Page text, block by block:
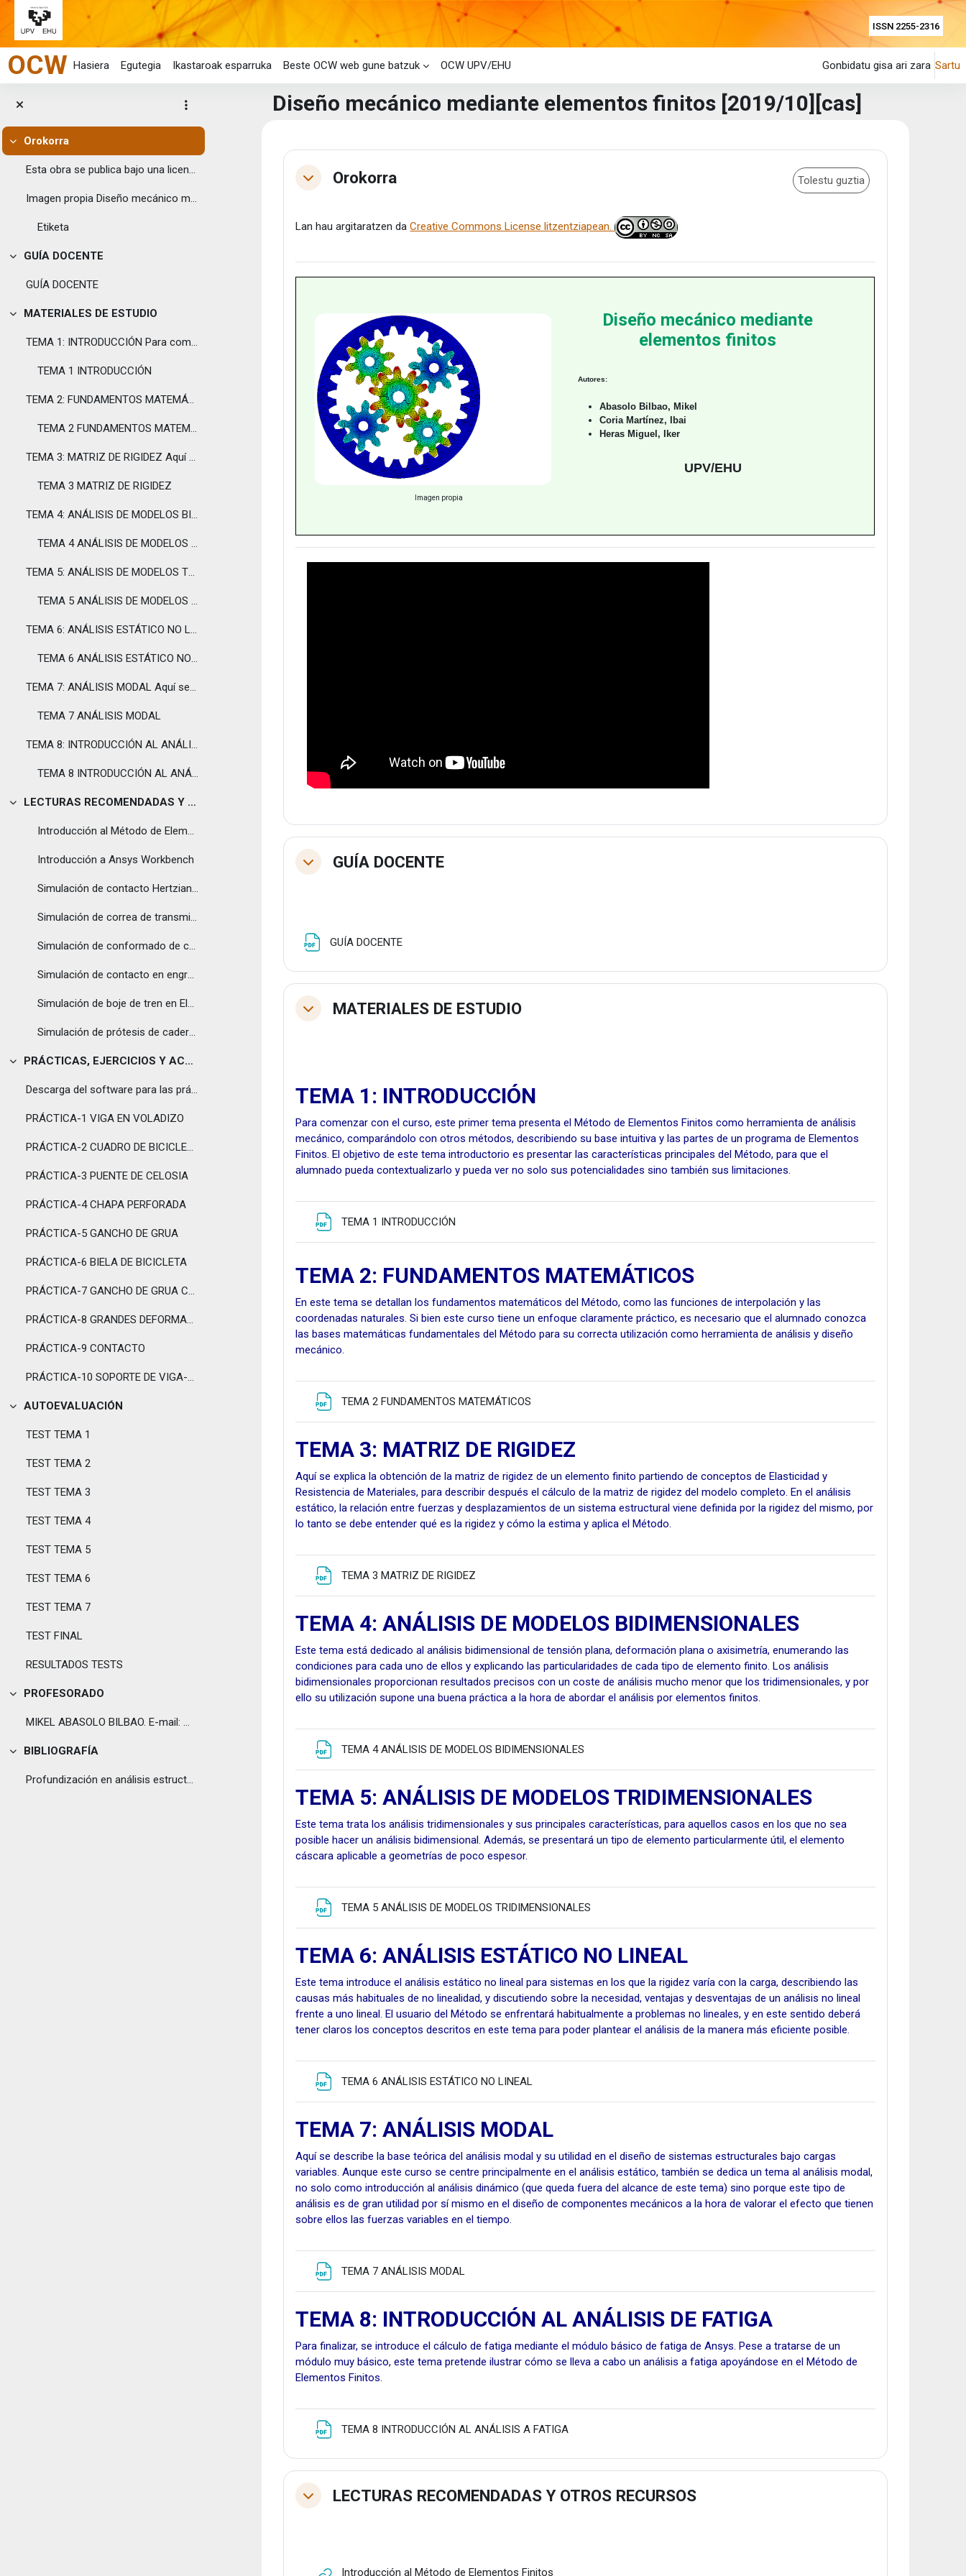
ISSN 2255-2316
Joan eduki nagusira zuzenean
OCW Hasiera Egutegia Ikastaroak esparruka Beste OCW web gune batzuk OCW UPV/EHU Gonbidatu gisa ari zara Sartu
Tolestu
Orokorra
Esta obra se publica bajo una licencia Creative C...
Imagen propia Diseño mecánico media...
Etiketa
Tolestu
GUÍA DOCENTE
GUÍA DOCENTE
Tolestu
MATERIALES DE ESTUDIO
TEMA 1: INTRODUCCIÓN Para comenzar con el curso, ...
TEMA 1 INTRODUCCIÓN
TEMA 2: FUNDAMENTOS MATEMÁTICOS En este tema se...
TEMA 2 FUNDAMENTOS MATEMÁTICOS
TEMA 3: MATRIZ DE RIGIDEZ Aquí se explica la obte...
TEMA 3 MATRIZ DE RIGIDEZ
TEMA 4: ANÁLISIS DE MODELOS BIDIMENSIONALES Este ...
TEMA 4 ANÁLISIS DE MODELOS BIDIMENSIONALES
TEMA 5: ANÁLISIS DE MODELOS TRIDIMENSIONALES Este...
TEMA 5 ANÁLISIS DE MODELOS TRIDIMENSIONALES
TEMA 6: ANÁLISIS ESTÁTICO NO LINEAL Este tema int...
TEMA 6 ANÁLISIS ESTÁTICO NO LINEAL
TEMA 7: ANÁLISIS MODAL Aquí se describe la base t...
TEMA 7 ANÁLISIS MODAL
TEMA 8: INTRODUCCIÓN AL ANÁLISIS DE FATIGA Para f...
TEMA 8 INTRODUCCIÓN AL ANÁLISIS A FATIGA
Tolestu
LECTURAS RECOMENDADAS Y OTROS RECURSOS
Introducción al Método de Elementos Finitos
Introducción a Ansys Workbench
Simulación de contacto Hertziano en Elementos Finitos
Simulación de correa de transmisión plana en Elementos Finitos
Simulación de conformado de chapa en Elementos Finitos
Simulación de contacto en engranaje esférico en Elementos Finitos
Simulación de boje de tren en Elementos Finitos
Simulación de prótesis de cadera en Ansys
Tolestu
PRÁCTICAS, EJERCICIOS Y ACTIVIDADES
Descarga del software para las prácticas. El software ANSYS STUDENT es gratuito y sin limitaciones de acceso en el tiempo.
PRÁCTICA-1 VIGA EN VOLADIZO
PRÁCTICA-2 CUADRO DE BICICLETA
PRÁCTICA-3 PUENTE DE CELOSIA
PRÁCTICA-4 CHAPA PERFORADA
PRÁCTICA-5 GANCHO DE GRUA
PRÁCTICA-6 BIELA DE BICICLETA
PRÁCTICA-7 GANCHO DE GRUA CON PLASTICIDAD
PRÁCTICA-8 GRANDES DEFORMACIONES
PRÁCTICA-9 CONTACTO
PRÁCTICA-10 SOPORTE DE VIGA-ANALISIS MODAL
Tolestu
AUTOEVALUACIÓN
TEST TEMA 1
TEST TEMA 2
TEST TEMA 3
TEST TEMA 4
TEST TEMA 5
TEST TEMA 6
TEST TEMA 7
TEST FINAL
RESULTADOS TESTS
Tolestu
PROFESORADO
MIKEL ABASOLO BILBAO. E-mail: mikel.abasolo@ehu.eu...
Tolestu
BIBLIOGRAFÍA
Profundización en análisis estructural estático me...
Diseño mecánico mediante elementos finitos [2019/10][cas]
Eduki-bloke nagusiak
Atalaren laburpena
TolestuOrokorra Tolestu guztia
Lan hau argitaratzen daCreative Commons License litzentziapean.
Imagen propia
Diseño mecánico mediante
elementos finitos
Autores:
Abasolo Bilbao, Mikel
Coria Martínez, Ibai
Heras Miguel, Iker
UPV/EHU
TolestuGUÍA DOCENTE
GUÍA DOCENTE
TolestuMATERIALES DE ESTUDIO
TEMA 1: INTRODUCCIÓN
Para comenzar con el curso, este primer tema presenta el Método de Elementos Finitos como herramienta de análisis
mecánico, comparándolo con otros métodos, describiendo su base intuitiva y las partes de un programa de Elementos
Finitos. El objetivo de este tema introductorio es presentar las características principales del Método, para que el
alumnado pueda contextualizarlo y pueda ver no solo sus potencialidades sino también sus limitaciones.
TEMA 1 INTRODUCCIÓN
TEMA 2: FUNDAMENTOS MATEMÁTICOS
En este tema se detallan los fundamentos matemáticos del Método, como las funciones de interpolación y las
coordenadas naturales. Si bien este curso tiene un enfoque claramente práctico, es necesario que el alumnado conozca
las bases matemáticas fundamentales del Método para su correcta utilización como herramienta de análisis y diseño
mecánico.
TEMA 2 FUNDAMENTOS MATEMÁTICOS
TEMA 3: MATRIZ DE RIGIDEZ
Aquí se explica la obtención de la matriz de rigidez de un elemento finito partiendo de conceptos de Elasticidad y
Resistencia de Materiales, para describir después el cálculo de la matriz de rigidez del modelo completo. En el análisis
estático, la relación entre fuerzas y desplazamientos de un sistema estructural viene definida por la rigidez del mismo, por
lo tanto se debe entender qué es la rigidez y cómo la estima y aplica el Método.
TEMA 3 MATRIZ DE RIGIDEZ
TEMA 4: ANÁLISIS DE MODELOS BIDIMENSIONALES
Este tema está dedicado al análisis bidimensional de tensión plana, deformación plana o axisimetría, enumerando las
condiciones para cada uno de ellos y explicando las particularidades de cada tipo de elemento finito. Los análisis
bidimensionales proporcionan resultados precisos con un coste de análisis mucho menor que los tridimensionales, y por
ello su utilización supone una buena práctica a la hora de abordar el análisis por elementos finitos.
TEMA 4 ANÁLISIS DE MODELOS BIDIMENSIONALES
TEMA 5: ANÁLISIS DE MODELOS TRIDIMENSIONALES
Este tema trata los análisis tridimensionales y sus principales características, para aquellos casos en los que no sea
posible hacer un análisis bidimensional. Además, se presentará un tipo de elemento particularmente útil, el elemento
cáscara aplicable a geometrías de poco espesor.
TEMA 5 ANÁLISIS DE MODELOS TRIDIMENSIONALES
TEMA 6: ANÁLISIS ESTÁTICO NO LINEAL
Este tema introduce el análisis estático no lineal para sistemas en los que la rigidez varía con la carga, describiendo las
causas más habituales de no linealidad, y discutiendo sobre la necesidad, ventajas y desventajas de un análisis no lineal
frente a uno lineal. El usuario del Método se enfrentará habitualmente a problemas no lineales, y en este sentido deberá
tener claros los conceptos descritos en este tema para poder plantear el análisis de la manera más eficiente posible.
TEMA 6 ANÁLISIS ESTÁTICO NO LINEAL
TEMA 7: ANÁLISIS MODAL
Aquí se describe la base teórica del análisis modal y su utilidad en el diseño de sistemas estructurales bajo cargas
variables. Aunque este curso se centre principalmente en el análisis estático, también se dedica un tema al análisis modal,
no solo como introducción al análisis dinámico (que queda fuera del alcance de este tema) sino porque este tipo de
análisis es de gran utilidad por sí mismo en el diseño de componentes mecánicos a la hora de valorar el efecto que tienen
sobre ellos las fuerzas variables en el tiempo.
TEMA 7 ANÁLISIS MODAL
TEMA 8: INTRODUCCIÓN AL ANÁLISIS DE FATIGA
Para finalizar, se introduce el cálculo de fatiga mediante el módulo básico de fatiga de Ansys. Pese a tratarse de un
módulo muy básico, este tema pretende ilustrar cómo se lleva a cabo un análisis a fatiga apoyándose en el Método de
Elementos Finitos.
TEMA 8 INTRODUCCIÓN AL ANÁLISIS A FATIGA
TolestuLECTURAS RECOMENDADAS Y OTROS RECURSOS
Introducción al Método de Elementos Finitos